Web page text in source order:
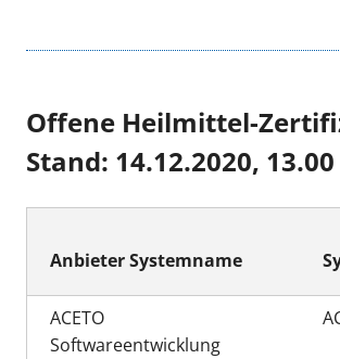
Offene Heilmittel-
Stand: 14.12.2020,
Anbieter Systemname
ACETO
Softwareentwicklung